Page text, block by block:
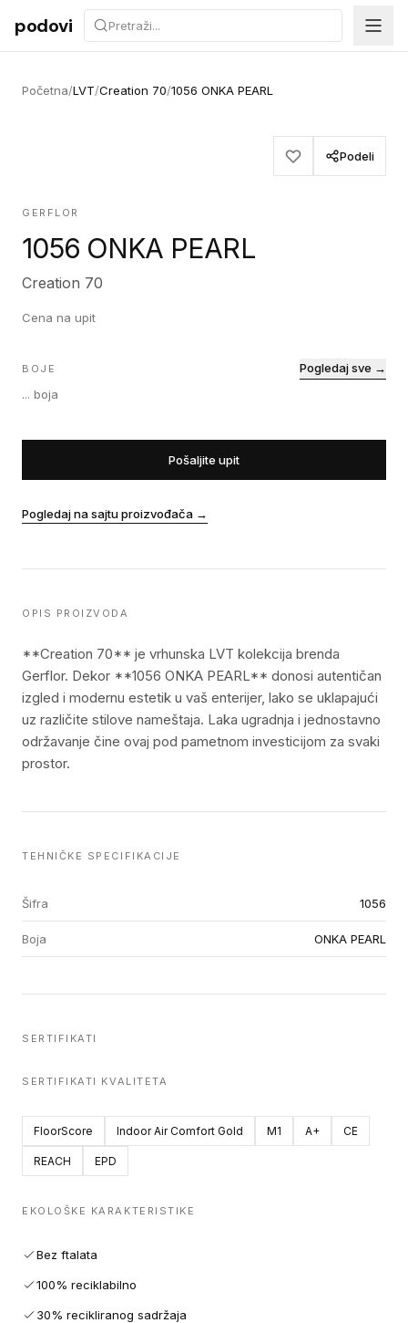
Preskoči na sadržaj
podovi
Početna/LVT/Creation 70/1056 ONKA PEARL
Podeli
GERFLOR
1056 ONKA PEARL
Creation 70
Cena na upit
BOJE
... boja
Pogledaj sve →
Pošaljite upit
Pogledaj na sajtu proizvođača →
OPIS PROIZVODA
**Creation 70** je vrhunska LVT kolekcija brenda
Gerflor. Dekor **1056 ONKA PEARL** donosi autentičan
izgled i modernu estetik u vaš enterijer, lako se uklapajući
uz različite stilove nameštaja. Laka ugradnja i jednostavno
održavanje čine ovaj pod pametnom investicijom za svaki
prostor.
TEHNIČKE SPECIFIKACIJE
Šifra 1056
Boja ONKA PEARL
SERTIFIKATI
SERTIFIKATI KVALITETA
FloorScore Indoor Air Comfort Gold M1 A+ CE
REACH EPD
EKOLOŠKE KARAKTERISTIKE
Bez ftalata
100% reciklabilno
30% recikliranog sadržaja